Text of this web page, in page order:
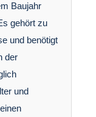
Baujahr
gehört zu
und benötigt
der
und